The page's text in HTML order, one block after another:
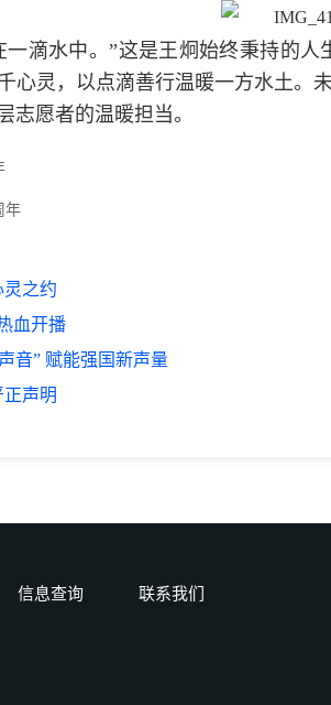
滴水中。”这是王炯始终秉持的
心灵，以点滴善行温暖一方水土
志愿者的温暖担当。
年
灵之约
血开播
音” 赋能强国新声量
声明​
信息查询 联系我们